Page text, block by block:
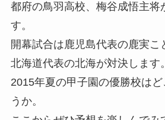
都府の鳥羽高校、梅谷成悟主将
す。
開幕試合は鹿児島代表の鹿実こ
北海道代表の北海が対決します。
2015年夏の甲子園の優勝校はど
うか。